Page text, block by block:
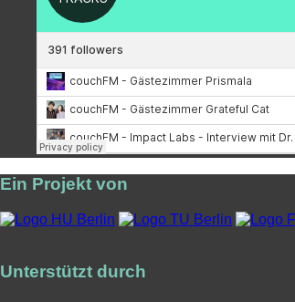
Ein Projekt von
Unterstützt durch